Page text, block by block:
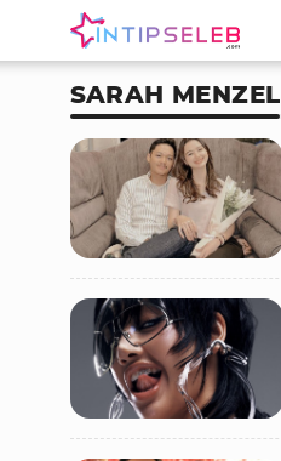
SARAH MENZEL